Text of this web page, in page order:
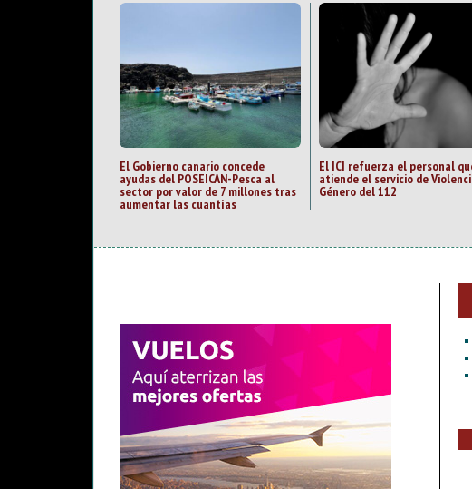
El Gobierno canario concede
ayudas del POSEICAN-Pesca al
sector por valor de 7 millones tras
aumentar las cuantías
El ICI refuerza el personal
atiende el servicio de
Género del 112